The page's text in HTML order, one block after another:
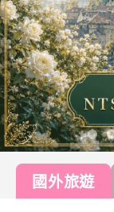
國外旅遊